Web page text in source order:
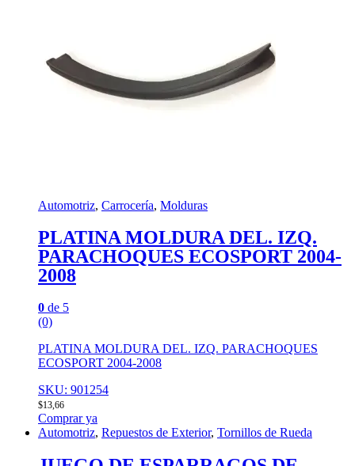
Automotriz, Carrocería, Molduras
PLATINA MOLDURA DEL. IZQ.
PARACHOQUES ECOSPORT 2004-
2008
0 de 5
(0)
PLATINA MOLDURA DEL. IZQ. PARACHOQUES
ECOSPORT 2004-2008
SKU: 901254
$13,66
Comprar ya
Automotriz, Repuestos de Exterior, Tornillos de Rueda